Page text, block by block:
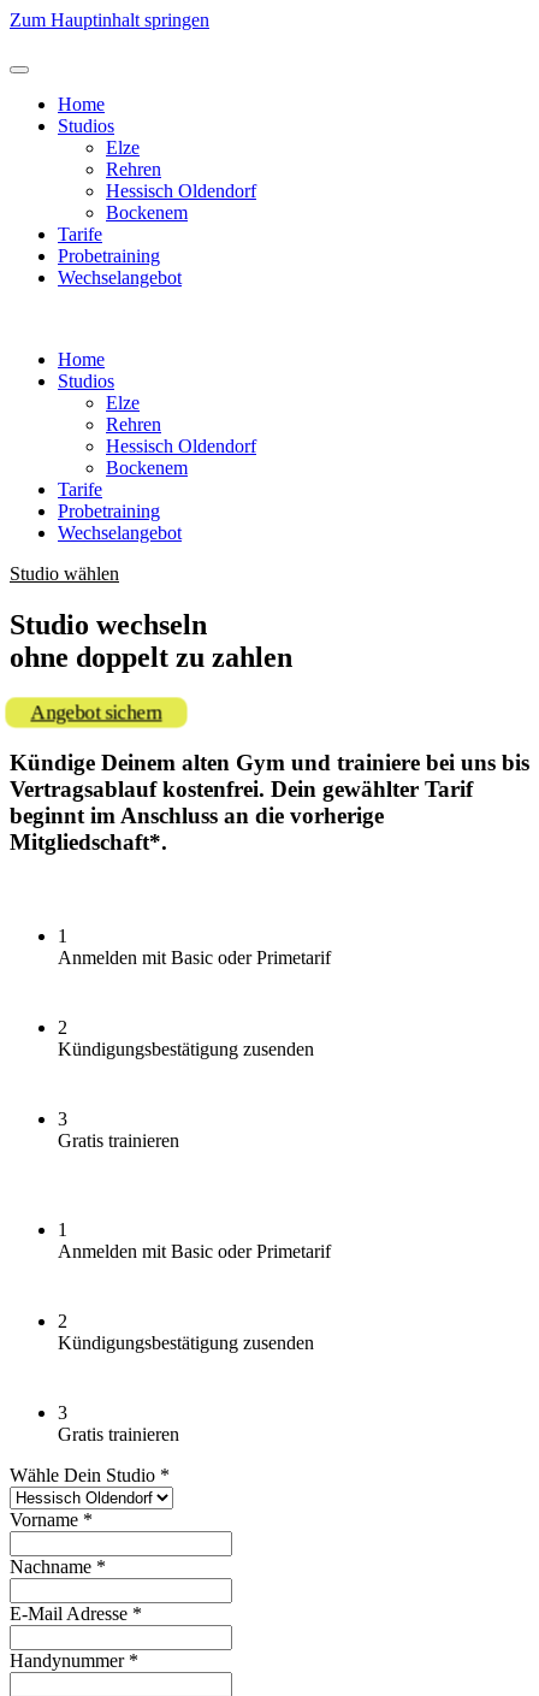
Zum Hauptinhalt springen
Home
Studios
Elze
Rehren
Hessisch Oldendorf
Bockenem
Tarife
Probetraining
Wechselangebot
Home
Studios
Elze
Rehren
Hessisch Oldendorf
Bockenem
Tarife
Probetraining
Wechselangebot
Studio wählen
Studio wechseln
ohne doppelt zu zahlen
Angebot sichern
Kündige Deinem alten Gym und trainiere bei uns bis
Vertragsablauf kostenfrei. Dein gewählter Tarif
beginnt im Anschluss an die vorherige
Mitgliedschaft*.
1
Anmelden mit Basic oder Primetarif
2
Kündigungsbestätigung zusenden
3
Gratis trainieren
1
Anmelden mit Basic oder Primetarif
2
Kündigungs­bestätigung zusenden
3
Gratis trainieren
Wähle Dein Studio *
Vorname *
Nachname *
E-Mail Adresse *
Handynummer *